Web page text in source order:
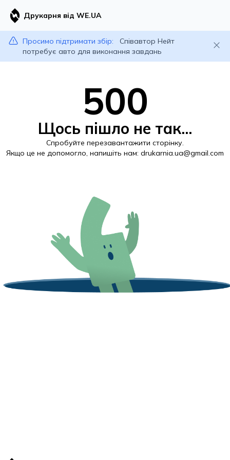
Друкарня від WE.UA
Просимо підтримати збір:
Співавтор Нейт
потребує авто для виконання завдань
500
Щось пішло не так...
Спробуйте перезавантажити сторінку.
Якщо це не допомогло, напишіть нам: drukarnia.ua@gmail.com